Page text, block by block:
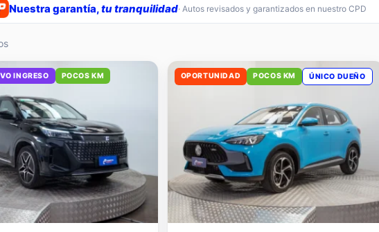
Nuestra garantía,tu tranquilidad· Autos revisados y garantizados en nuestro CPD
INGRESO POCOS KM OPORTUNIDAD POCOS KM ÚNICO DUEÑO